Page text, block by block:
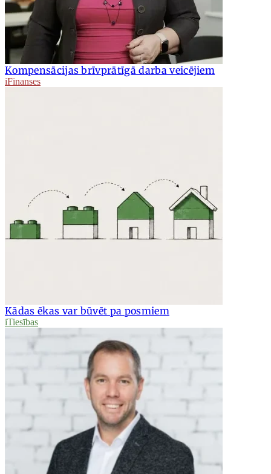
Kompensācijas brīvprātīgā darba veicējiem
iFinanses
Kādas ēkas var būvēt pa posmiem
iTiesības